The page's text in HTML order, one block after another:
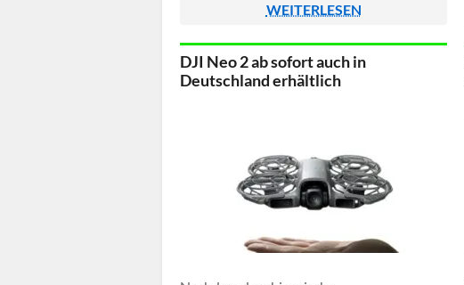
Innenminister Thomas Strobl an, eine
Polizeidrohne "Made in Baden-
Württemberg" auf den Weg zu bringen -
WEITERLESEN
DJI Neo 2 ab sofort auch in
Deutschland erhältlich